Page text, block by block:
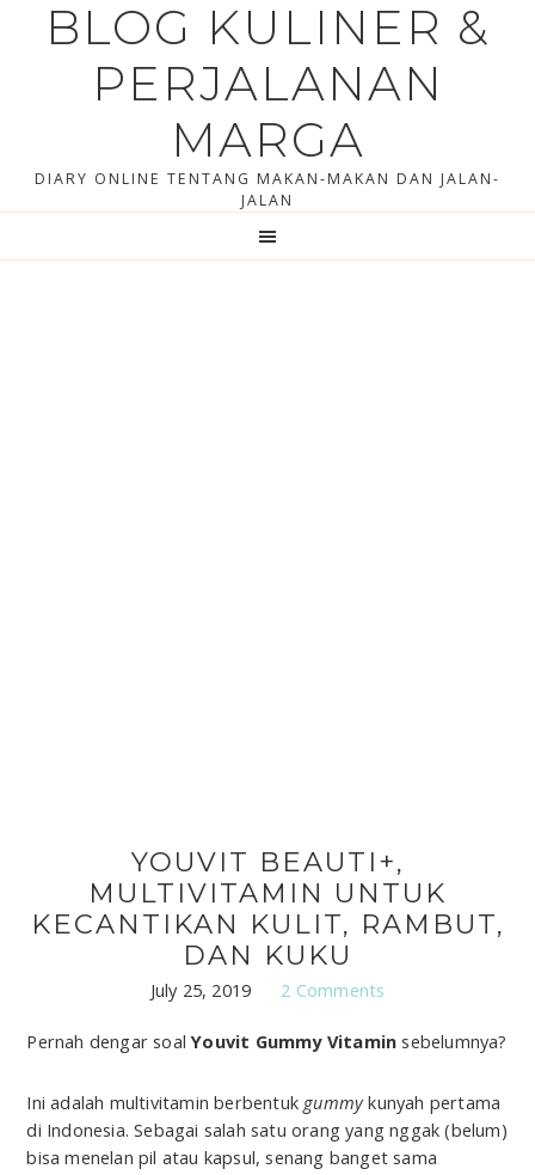
BLOG KULINER &
PERJALANAN
MARGA
DIARY ONLINE TENTANG MAKAN-MAKAN DAN JALAN-
JALAN
YOUVIT BEAUTI+,
MULTIVITAMIN UNTUK
KECANTIKAN KULIT, RAMBUT,
DAN KUKU
July 25, 2019 2 Comments
Pernah dengar soalYouvit Gummy Vitamin sebelumnya?
Ini adalah multivitamin berbentuk gummykunyah pertama
di Indonesia. Sebagai salah satu orang yang nggak (belum)
bisa menelan pil atau kapsul, senang banget sama